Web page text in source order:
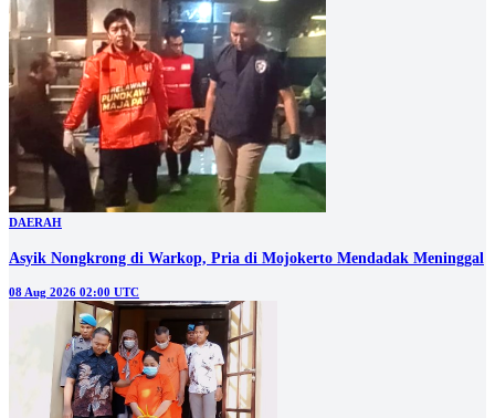
DAERAH
Asyik Nongkrong di Warkop, Pria di Mojokerto Mendadak Meninggal
08 Aug 2026 02:00 UTC